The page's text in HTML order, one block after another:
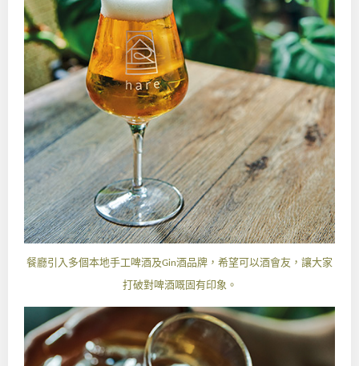
餐廳引入多個本地手工啤酒及Gin酒品牌，希望可以酒會友，讓大家
打破對啤酒嘅固有印象。
訂閱《Like Magazine》最新資訊！
鍾意睇有關生活Tips，同定期會員優惠？
立即電郵訂閱Like Magazine E-News！
如選擇提交電郵，將代表閣下同意Like Magazine的 私隱政策。
閣下亦可隨時按Like Magazine發出E-News之指示取消訂閱。